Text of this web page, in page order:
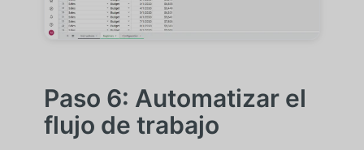
Paso 6: Automatizar el
flujo de trabajo